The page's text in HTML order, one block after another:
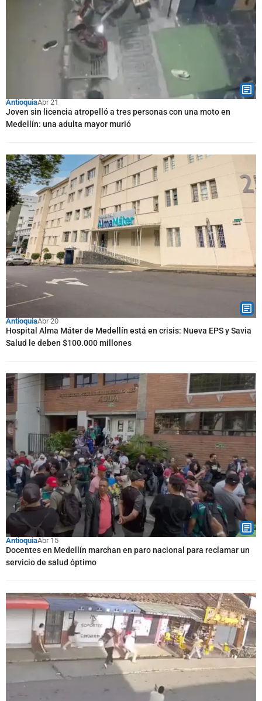
AntioquiaAbr 21
Joven sin licencia atropelló a tres personas con una moto en
Medellín: una adulta mayor murió
AntioquiaAbr 20
Hospital Alma Máter de Medellín está en crisis: Nueva EPS y Savia
Salud le deben $100.000 millones
AntioquiaAbr 15
Docentes en Medellín marchan en paro nacional para reclamar un
servicio de salud óptimo